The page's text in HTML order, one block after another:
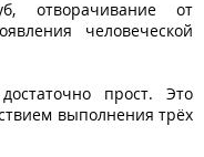
отворачивание от
человеческой
прост. Это
выполнения трёх